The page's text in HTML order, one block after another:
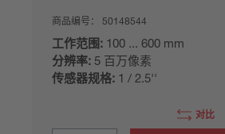
商品编号： 50148544
工作范围: 100 ... 600 mm
分辨率: 5 百万像素
传感器规格: 1 / 2.5''
对比